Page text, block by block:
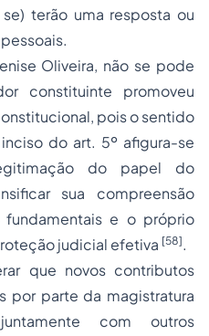
terão uma resposta ou
Oliveira, não se pode
constituinte promoveu
pois o sentido
do art. 5º afigura-se
do papel do
sua compreensão
e o próprio
judicial efetiva [58].
que novos contributos
por parte da magistratura
com outros